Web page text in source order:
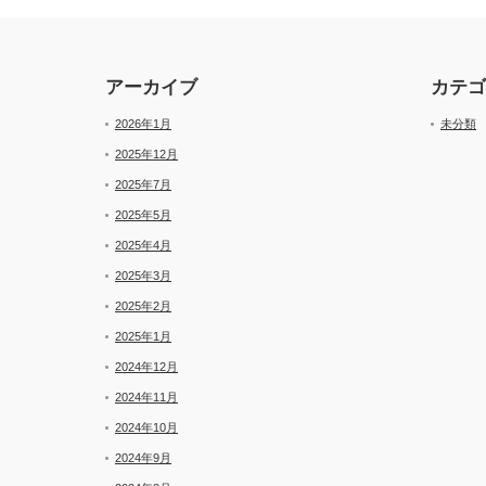
アーカイブ
2026年1月
2025年12月
2025年7月
2025年5月
2025年4月
2025年3月
2025年2月
2025年1月
2024年12月
2024年11月
2024年10月
2024年9月
カテ
未分類